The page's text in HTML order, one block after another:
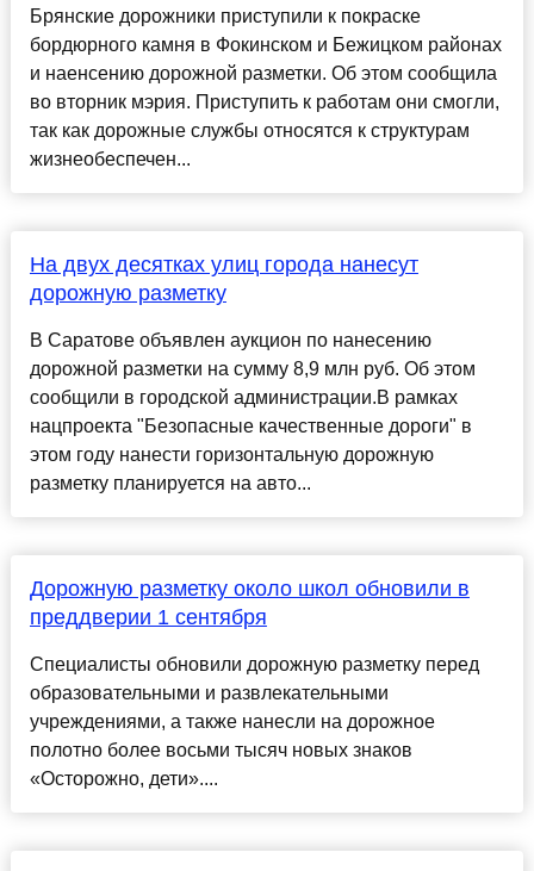
Брянские дорожники приступили к покраске
бордюрного камня в Фокинском и Бежицком районах
и наенсению дорожной разметки. Об этом сообщила
во вторник мэрия. Приступить к работам они смогли,
так как дорожные службы относятся к структурам
жизнеобеспечен...
На двух десятках улиц города нанесут
дорожную разметку
В Саратове объявлен аукцион по нанесению
дорожной разметки на сумму 8,9 млн руб. Об этом
сообщили в городской администрации.В рамках
нацпроекта "Безопасные качественные дороги" в
этом году нанести горизонтальную дорожную
разметку планируется на авто...
Дорожную разметку около школ обновили в
преддверии 1 сентября
Специалисты обновили дорожную разметку перед
образовательными и развлекательными
учреждениями, а также нанесли на дорожное
полотно более восьми тысяч новых знаков
«Осторожно, дети»....